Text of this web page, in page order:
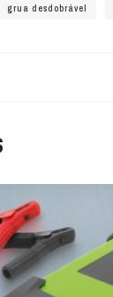
grua desdobrável